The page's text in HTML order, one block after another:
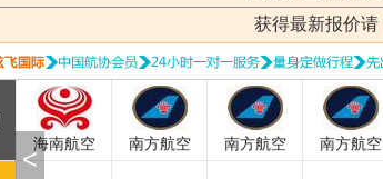
获得最新报价请
海南航空 南方航空 南方航空 南方航空
<